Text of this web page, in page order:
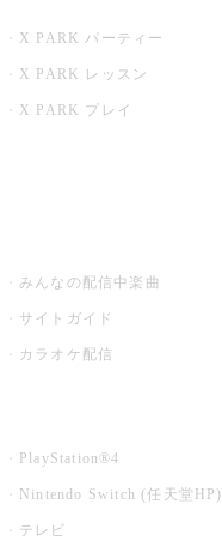
X PARK パーティー
X PARK レッスン
X PARK プレイ
みんなの配信中楽曲
サイトガイド
カラオケ配信
PlayStation®4
Nintendo Switch (任天堂HP)
テレビ